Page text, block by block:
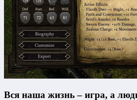
Вся наша жизнь – игра, а